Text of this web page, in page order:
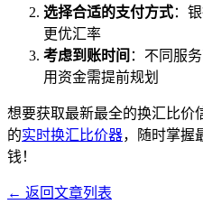
选择合适的支付方式：
更优汇率
考虑到账时间 ：不同服
用资金需提前规划
想要获取最新最全的换汇比价
的实时换汇比价器，随时掌握
钱！
← 返回文章列表